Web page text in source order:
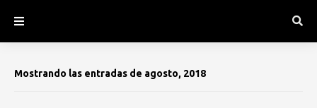
Mostrando las entradas de agosto, 2018